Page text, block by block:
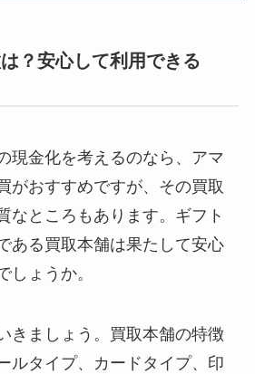
？安心して利用できる
現金化を考えるのなら、アマ
がおすすめですが、その買取
なところもあります。ギフト
ある買取本舗は果たして安心
しょうか。
きましょう。買取本舗の特徴
ルタイプ、カードタイプ、印